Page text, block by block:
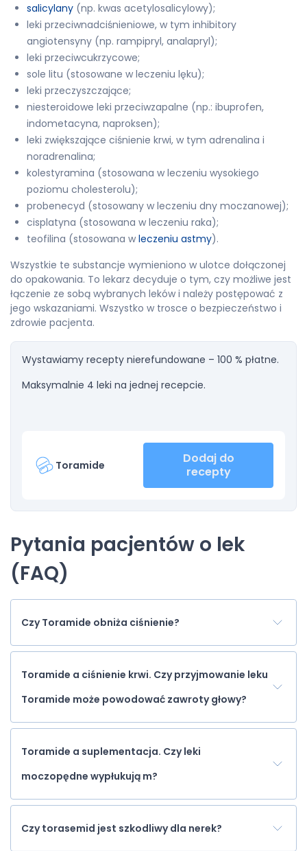
salicylany (np. kwas acetylosalicylowy);
leki przeciwnadciśnieniowe, w tym inhibitory
angiotensyny (np. rampipryl, analapryl);
leki przeciwcukrzycowe;
sole litu (stosowane w leczeniu lęku);
leki przeczyszczające;
niesteroidowe leki przeciwzapalne (np.: ibuprofen,
indometacyna, naproksen);
leki zwiększające ciśnienie krwi, w tym adrenalina i
noradrenalina;
kolestyramina (stosowana w leczeniu wysokiego
poziomu cholesterolu);
probenecyd (stosowany w leczeniu dny moczanowej);
cisplatyna (stosowana w leczeniu raka);
teofilina (stosowana w leczeniu astmy).
Wszystkie te substancje wymieniono w ulotce dołączonej
do opakowania. To lekarz decyduje o tym, czy możliwe jest
łączenie ze sobą wybranych leków i należy postępować z
jego wskazaniami. Wszystko w trosce o bezpieczeństwo i
zdrowie pacjenta.
Wystawiamy recepty nierefundowane – 100 % płatne.
Maksymalnie 4 leki na jednej recepcie.
Toramide
Dodaj do
recepty
Pytania pacjentów o lek
(FAQ)
Czy Toramide obniża ciśnienie?
Toramide a ciśnienie krwi. Czy przyjmowanie leku
Toramide może powodować zawroty głowy?
Toramide a suplementacja. Czy leki
moczopędne wypłukują m?
Czy torasemid jest szkodliwy dla nerek?